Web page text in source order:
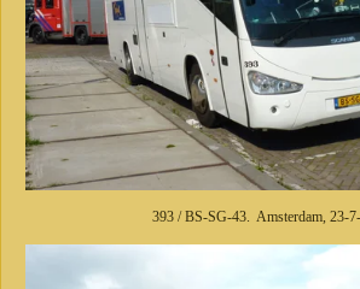
393 / BS-SG-43. Amsterdam, 23-